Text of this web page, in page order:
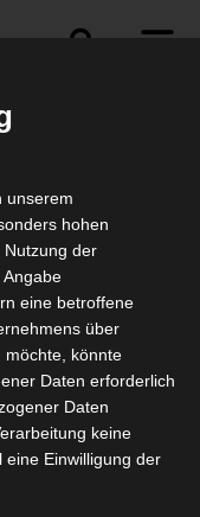
unserem
hohen
Nutzung der
eine betroffene
über
möchte, könnte
Daten erforderlich
Daten
keine
Einwilligung der